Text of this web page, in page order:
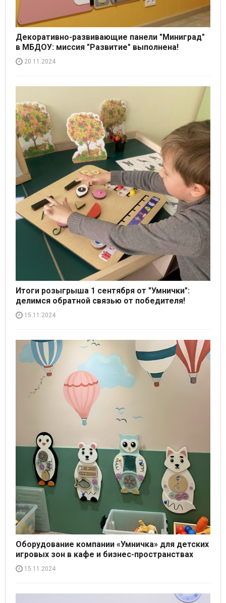
Декоративно-развивающие панели "Миниград"
в МБДОУ: миссия "Развитие" выполнена!
20.11.2024
Итоги розыгрыша 1 сентября от "Умнички":
делимся обратной связью от победителя!
15.11.2024
Оборудование компании «Умничка» для детских
игровых зон в кафе и бизнес-пространствах
15.11.2024